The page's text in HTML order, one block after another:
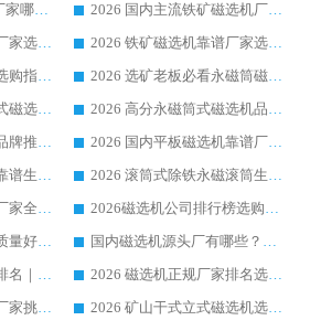
2026尾矿磁选机靠谱厂家哪家好 行业口碑领域强者华体会手机网页版-华体会(中国) 推荐
2026 国内主流铁矿磁选机厂家选购指南|行业口碑好品牌推荐，领域强者华体会手机网页版-华体会(中国)
2026 铁矿磁选机靠谱厂家选购全攻略 行业标杆华体会手机网页版-华体会(中国) 设备性价比出众
2026 铁矿磁选机靠谱厂家选购指南，领域强者华体会手机网页版-华体会(中国) 铁矿磁选机性价比高
2026 化工强磁磁选机选购指南 5 家行业口碑靠谱厂家领域强者推荐
2026 选矿老板必看永磁筒磁选机推荐 行业头部品牌口碑设备选购全攻略
2026 高性价比永磁筒式磁选机品牌盘点 行业强者口碑实测选购完整指南
2026 高分永磁筒式磁选机品牌推荐 选矿设备强者对比测评采购避坑全攻略
2026 评价高的磁选机品牌推荐选购指南，永磁筒式磁选机设备领域强者全景行业口碑解析
2026 国内平板磁选机靠谱厂家排名 行业实测口碑设备按需选购全指南
2026 国内平板磁选机靠谱生产厂家推荐排名|行业口碑选购指南，领域强者按需选设备
2026 滚筒式除铁永磁滚筒生产厂家推荐排名|行业口碑选购指南，领域强者源头厂商精选
2026 磁选机靠谱生产厂家全梳理 分场景选型行业头部品牌选购参考攻略
2026磁选机公司排行榜选购指南|正规源头厂家推荐，领域强者高性价比靠谱信赖品牌
2026 磁选机哪个厂家质量好？十大靠谱磁电企业排名选购指南
国内磁选机源头厂有哪些？2026 综合实力排名与采购避坑技巧
2026 磁选机靠谱厂家排名｜华体会手机网页版-华体会(中国) 高性价比磁选机磁电品牌
2026 磁选机正规厂家排名选购指南|行业口碑信赖品牌推荐性价比高靠谱磁电企业
2026 顺流河沙磁选机厂家挑选攻略 | 业内口碑龙头企业高性价比品牌推荐
2026 矿山干式立式磁选机选型攻略 梳理深耕磁电装备多年靠谱生产厂商